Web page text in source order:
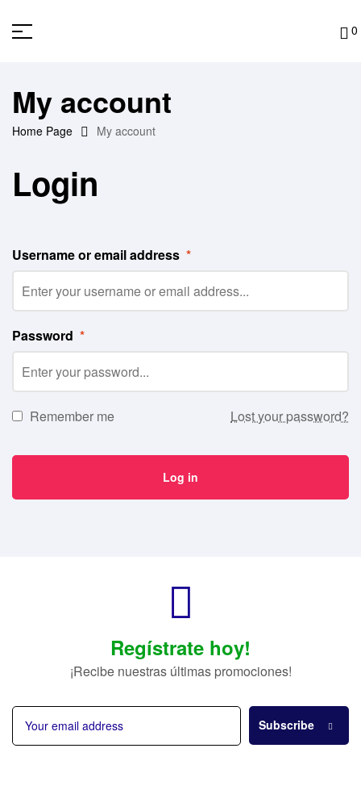
0
My account
Home Page My account
Login
Username or email address *
Password *
Remember me Lost your password?
Log in
Regístrate hoy!
¡Recibe nuestras últimas promociones!
Subscribe